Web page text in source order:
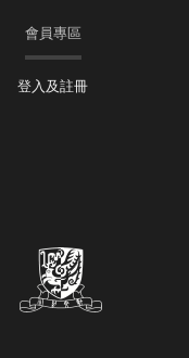
會員專區
登入及註冊